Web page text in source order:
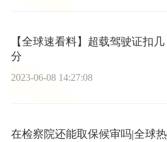
【全球速看料】超载驾驶证扣几
分
2023-06-08 14:27:08
在检察院还能取保候审吗|全球热